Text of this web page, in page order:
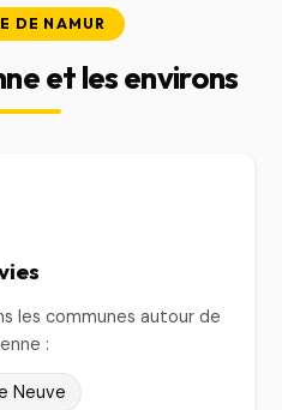
DE NAMUR
et les environs
les communes autour de
:
Neuve